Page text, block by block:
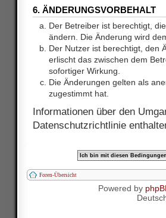
6. ÄNDERUNGSVORBEHALT
Der Betreiber ist berechtigt,
ändern. Die Änderung wird
Der Nutzer ist berechtigt, den
erlischt das zwischen dem
sofortiger Wirkung.
Die Änderungen gelten als
zugestimmt hat.
Informationen über den
Datenschutzrichtlinie
Foren-Übersicht
Powered by